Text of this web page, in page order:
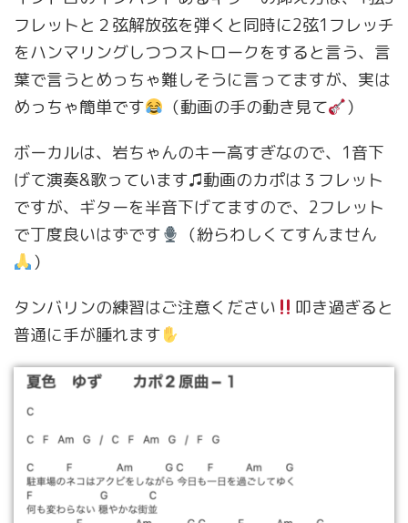
フレットと２弦解放弦を弾くと同時に2弦1フレッチ
をハンマリングしつつストロークをすると言う、言
葉で言うとめっちゃ難しそうに言ってますが、実は
めっちゃ簡単です
（動画の手の動き見て
）
ボーカルは、岩ちゃんのキー高すぎなので、1音下
げて演奏&歌っています♫動画のカポは３フレット
ですが、ギターを半音下げてますので、2フレット
で丁度良いはずです
（紛らわしくてすんません
）
タンバリンの練習はご注意ください
叩き過ぎると
普通に手が腫れます